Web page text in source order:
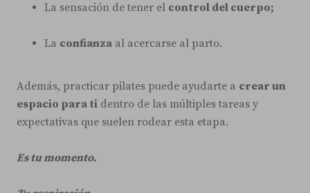
La sensación de tener el control del cuerpo;
La confianza al acercarse al parto.
Además, practicar pilates puede ayudarte a crear un
espacio para ti dentro de las múltiples tareas y
expectativas que suelen rodear esta etapa.
Es tu momento.